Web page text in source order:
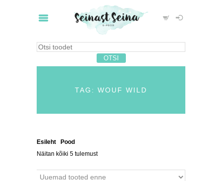
TAG: WOUF WILD
Esileht Pood
Näitan kõiki 5 tulemust